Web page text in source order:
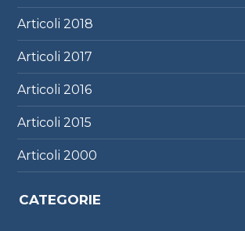
Articoli2018
Articoli2017
Articoli2016
Articoli2015
Articoli2000
CATEGORIE